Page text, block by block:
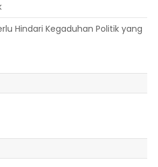
Hindari Kegaduhan Politik yang